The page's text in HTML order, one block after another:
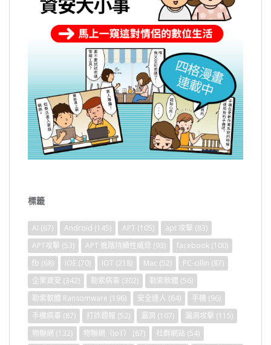
標籤
AI (67) Android (145) APT (105) apt 攻擊 (83)
APT攻擊 (53) APT 進階持續性威脅 (93) facebook (100)
fb (68) IOE (70) IOT (218) Mac (52) PC-cillin (87)
企業資安 (342) 勒索病毒 (302) 勒索軟體 (56)
勒索軟體 Ransomware (196) 安全達人 (64) 手機 (96)
手機病毒 (87) 打詐週報 (52) 漏洞 (107) 漏洞攻擊 (115)
物聯網 (132) 物聯網（IoT） (67) 社群網站 (54)